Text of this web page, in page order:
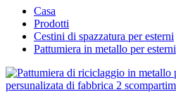
Casa
Prodotti
Cestini di spazzatura per esterni
Pattumiera in metallo per esterni